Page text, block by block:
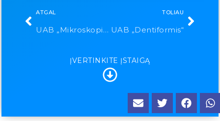
ATGAL
UAB „Mikroskopinė odontologija“
TOLIAU
UAB „Dentiformis“
ĮVERTINKITE ĮSTAIGĄ